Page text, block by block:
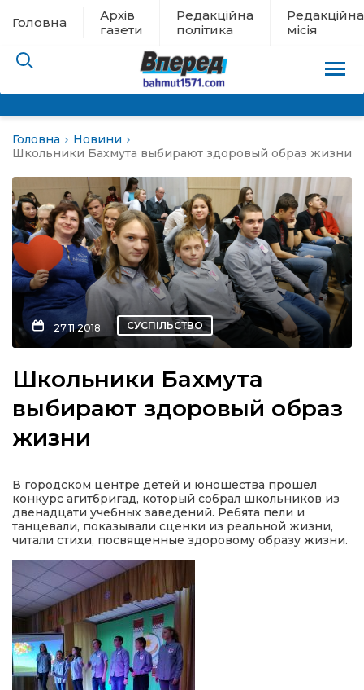
Головна
Архів
газети
Редакційна
політика
Редакційна
місія
евакуації
новини
політика
місія
Головна
Новини
Школьники Бахмута выбирают здоровый образ жизни
27.11.2018 СУСПІЛЬСТВО
Школьники Бахмута
выбирают здоровый образ
жизни
В городском центре детей и юношества прошел
конкурс агитбригад, который собрал школьников из
двенадцати учебных заведений. Ребята пели и
танцевали, показывали сценки из реальной жизни,
читали стихи, посвященные здоровому образу жизни.